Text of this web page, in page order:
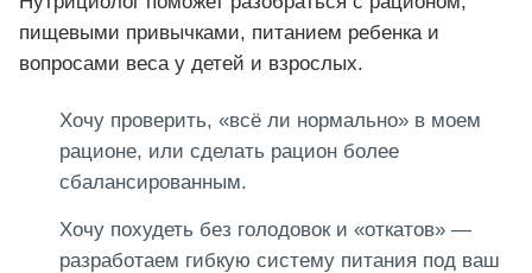
пищевыми привычками, питанием ребенка и
вопросами веса у детей и взрослых.
Хочу проверить, «всё ли нормально» в моем
рационе, или сделать рацион более
сбалансированным.
Хочу похудеть без голодовок и «откатов» —
разработаем гибкую систему питания под ваш